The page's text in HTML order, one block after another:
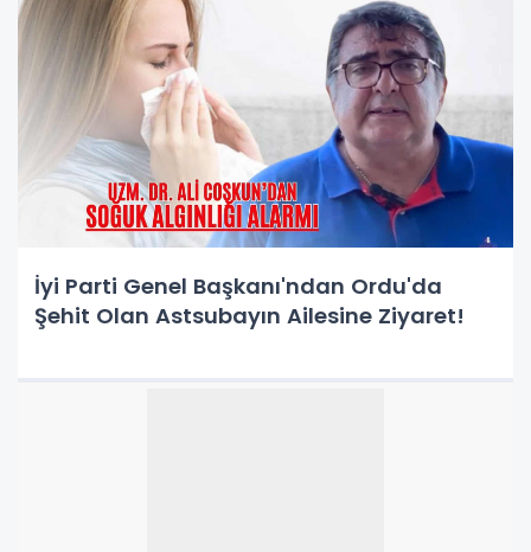
İyi Parti Genel Başkanı'ndan Ordu'da
Şehit Olan Astsubayın Ailesine Ziyaret!